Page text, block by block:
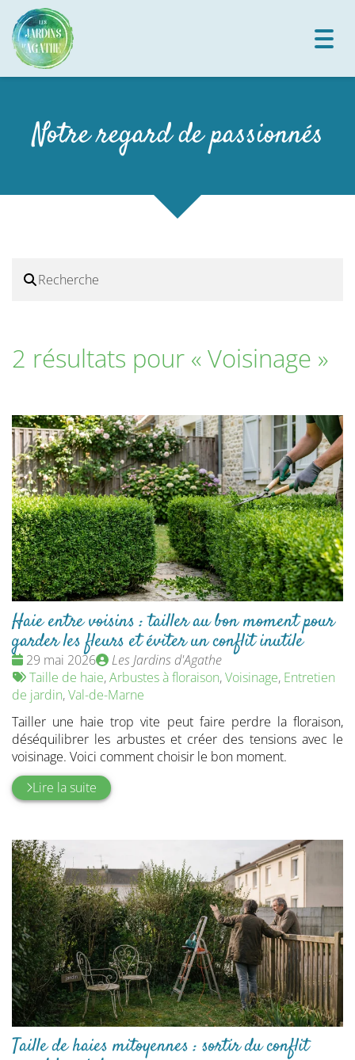
Notre regard de passionnés
2 résultats pour «Voisinage »
Haie entre voisins : tailler au bon moment pour
garder les fleurs et éviter un conflit inutile
Date
:
29 mai 2026
Publié
par
Les Jardins d'Agathe
Tags
:
Taille de haie,Arbustes à floraison,Voisinage, Entretien
de jardin,Val-de-Marne
Tailler une haie trop vite peut faire perdre la floraison,
déséquilibrer les arbustes et créer des tensions avec le
voisinage. Voici comment choisir le bon moment.
Lire la suite
Taille de haies mitoyennes : sortir du conflit